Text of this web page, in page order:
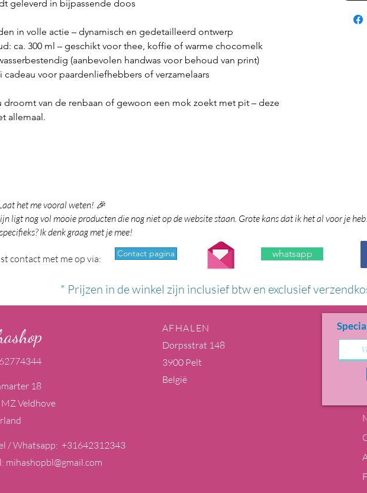
geleverd in bijpassende doos
in volle actie – dynamisch en gedetailleerd ontwerp
ca. 300 ml – geschikt voor thee, koffie of warme chocomelk
(aanbevolen handwas voor behoud van print)
cadeau voor paardenliefhebbers of verzamelaars
droomt van de renbaan of gewoon een mok zoekt met pit – deze
allemaal.
het me vooral weten! 🎉
ligt nog vol mooie producten die nog niet op de website staan. Grote kans dat ik het al voor je
Ik denk graag met je mee!
contact met me op via: Contact pagina whatsapp
* Prijzen in de winkel zijn inclusief btw en exclusief
18
Veldhove
/ Whatsapp: +31642312343
mihashopbl@gmail.com
AFHALEN
Dorpsstrat 148
3900 Pelt
België